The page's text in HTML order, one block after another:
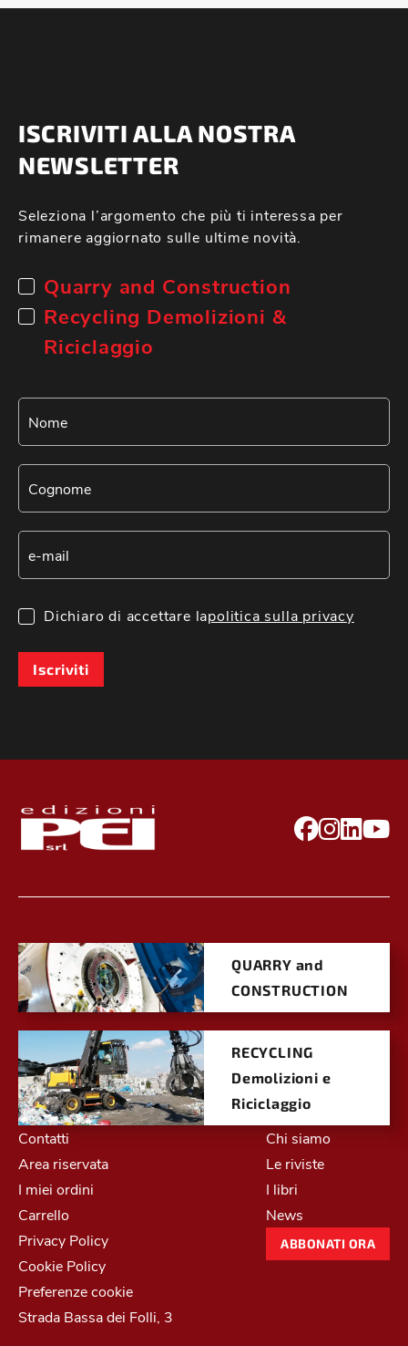
ISCRIVITI ALLA NOSTRA
NEWSLETTER
Seleziona l’argomento che più ti interessa per
rimanere aggiornato sulle ultime novità.
Quarry and Construction
Recycling Demolizioni &
Riciclaggio
Dichiaro di accettare lapolitica sulla privacy
Iscriviti
QUARRY and
CONSTRUCTION
RECYCLING
Demolizioni e
Riciclaggio
Contatti
Area riservata
I miei ordini
Carrello
Privacy Policy
Cookie Policy
Preferenze cookie
Chi siamo
Le riviste
I libri
News
ABBONATI ORA
Strada Bassa dei Folli, 3